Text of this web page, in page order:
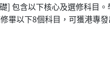
] 包含以下核心及選修科目
畢以下8個科目，可獲港專